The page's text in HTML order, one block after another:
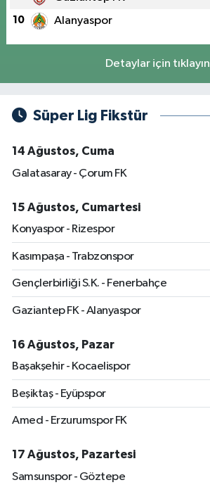
10 Alanyaspor
Detaylar için tıklayın
Süper Lig Fikstür
14 Ağustos, Cuma
Galatasaray - Çorum FK
15 Ağustos, Cumartesi
Konyaspor - Rizespor
Kasımpaşa - Trabzonspor
Gençlerbirliği S.K. - Fenerbahçe
Gaziantep FK - Alanyaspor
16 Ağustos, Pazar
Başakşehir - Kocaelispor
Beşiktaş - Eyüpspor
Amed - Erzurumspor FK
17 Ağustos, Pazartesi
Samsunspor - Göztepe